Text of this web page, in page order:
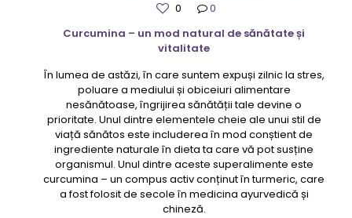
0
0
Curcumina – un mod natural de sănătate și
vitalitate
În lumea de astăzi, în care suntem expuși zilnic la stres,
poluare a mediului și obiceiuri alimentare
nesănătoase, îngrijirea sănătății tale devine o
prioritate. Unul dintre elementele cheie ale unui stil de
viață sănătos este includerea în mod conștient de
ingrediente naturale în dieta ta care vă pot susține
organismul. Unul dintre aceste superalimente este
curcumina – un compus activ conținut în turmeric, care
a fost folosit de secole în medicina ayurvedică și
chineză.